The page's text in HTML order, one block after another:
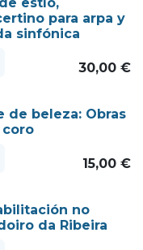
para arpa y
sinfónica
30,00€
de beleza: Obras
coro
15,00€
no
da Ribeira